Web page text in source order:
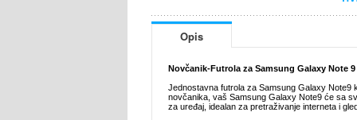
Opis
Novčanik-Futrola za Samsung Galaxy Note
Jednostavna futrola za Samsung Galaxy Note9
novčanika, vaš Samsung Galaxy Note9 će sa
za uređaj, idealan za pretraživanje interneta i